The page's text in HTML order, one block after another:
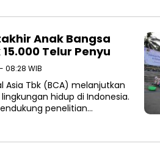
Anak Bangsa
Telur Penyu
08:28 WIB
Asia Tbk (BCA) melanjutkan
hidup di Indonesia.
penelitian…